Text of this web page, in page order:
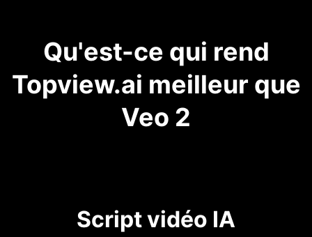
Qu'est-ce qui rend
Topview.ai meilleur que
Veo 2
Script vidéo IA